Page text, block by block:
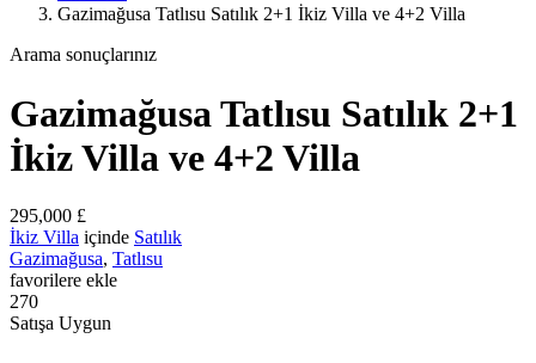
Gazimağusa Tatlısu Satılık 2+1 İkiz Villa ve 4+2 Villa
Arama sonuçlarınız
Gazimağusa Tatlısu Satılık 2+1
İkiz Villa ve 4+2 Villa
295,000 £
İkiz Villa içinde Satılık
Gazimağusa, Tatlısu
favorilere ekle
270
Satışa Uygun